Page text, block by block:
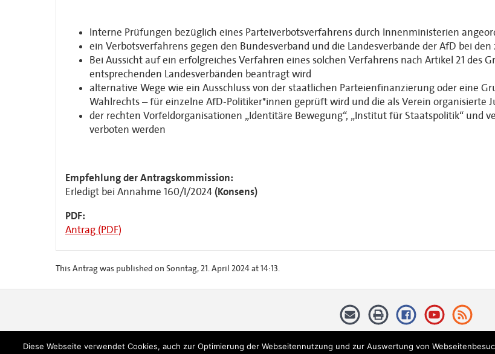
Interne Prüfungen bezüglich eines Parteiverbotsverfahrens durch Innenministerien
ein Verbotsverfahrens gegen den Bundesverband und die Landesverbände der AfD bei
Bei Aussicht auf ein erfolgreiches Verfahren eines solchen Verfahrens nach Artikel 21 des
entsprechenden Landesverbänden beantragt wird
alternative Wege wie ein Ausschluss von der staatlichen Parteienfinanzierung oder eine
Wahlrechts – für einzelne AfD-Politiker*innen geprüft wird und die als Verein organisierte
der rechten Vorfeldorganisationen „Identitäre Bewegung“, „Institut für Staatspolitik“ und
verboten werden
Empfehlung der Antragskommission:
Erledigt bei Annahme 160/I/2024 (Konsens)
PDF:
Antrag (PDF)
This Antrag was published on Sonntag, 21. April 2024 at 14:13.
Diese Webseite verwendet Cookies, auch zur Optimierung der Webseitennutzung und zur Auswertung von